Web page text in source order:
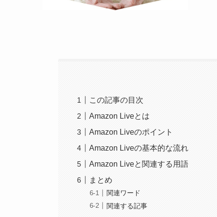
この記事の目次
Amazon Liveとは
Amazon Liveのポイント
Amazon Liveの基本的な流れ
Amazon Liveと関連する用語
まとめ
関連ワード
関連する記事